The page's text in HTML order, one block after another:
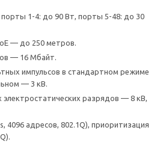
1-4: до 90 Вт, порты 5-48: до 30
— до 250 метров.
— 16 Мбайт.
импульсов в стандартном режиме
— 3 кВ.
разрядов — 8 кВ,
4096 адресов, 802.1Q), приоритизация